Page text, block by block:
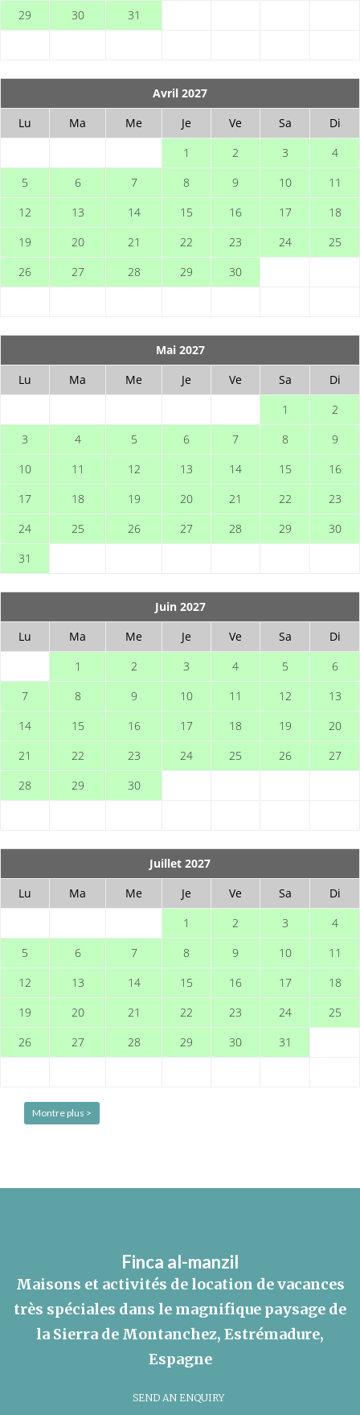
29
30 31
Avril 2027
Lu
Ma Me Je Ve Sa
Di
1
2 3
4
5
6 7 8 9 10
11
12
13 14 15 16 17
18
19
20 21 22 23 24
25
26
27 28 29 30
Mai 2027
Lu
Ma Me Je Ve Sa
Di
1
2
3
4 5 6 7 8
9
10
11 12 13 14 15
16
17
18 19 20 21 22
23
24
25 26 27 28 29
30
31
Juin 2027
Lu
Ma Me Je Ve Sa
Di
1
2 3 4 5
6
7
8 9 10 11 12
13
14
15 16 17 18 19
20
21
22 23 24 25 26
27
28
29 30
Juillet 2027
Lu
Ma Me Je Ve Sa
Di
1
2 3
4
5
6 7 8 9 10
11
12
13 14 15 16 17
18
19
20 21 22 23 24
25
26
27 28 29 30 31
Montre plus >
Finca al-manzil
Maisons et activités de location de vacances
très spéciales dans le magnifique paysage de
la Sierra de Montanchez, Estrémadure,
Espagne
SEND AN ENQUIRY